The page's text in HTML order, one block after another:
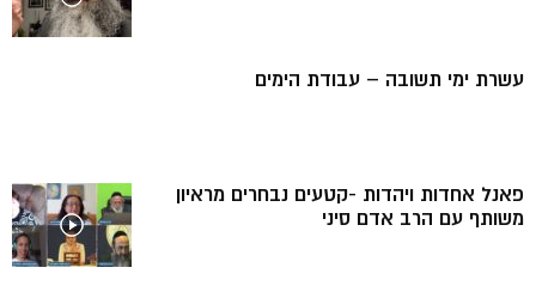
עשרת ימי תשובה – עבודת הימים
פאנל אחדות ויהדות -קטעים נבחרים מראיון
משותף עם הרב אדם סיני